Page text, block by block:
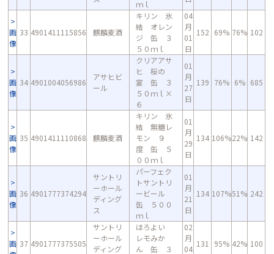
ｍｌ
画
像
33 4901411115856 麒麟麦酒
キリン 氷
結 オレン
ジ 缶 ３
５０ｍｌ
04
月
01
日
152 69% 76% 102
画
像
34 4901004056986
アサヒビ
ール
クリアアサ
ヒ 桜の
宴 缶 ３
５０ｍｌ×
６
01
月
27
日
139 76% 6% 685
画
像
35 4901411110868 麒麟麦酒
キリン 氷
結 無糖レ
モン ９
度 缶 ５
００ｍｌ
01
月
29
日
134 106%22% 142
画
像
36 4901777374294
サントリ
ーホール
ディング
ス
パーフェク
トサントリ
ービール
缶 ５００
ｍｌ
01
月
21
日
134 107%51% 242
画 37 4901777375505
サントリ
ーホール
ディング
ほろよい
レモみか
ん 缶 ３
02
月
04
131 95% 42% 100